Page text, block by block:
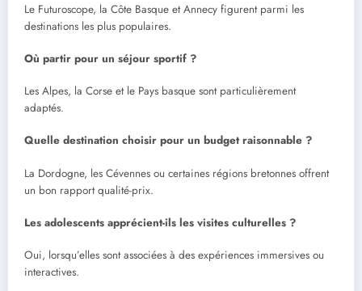
Le Futuroscope, la Côte Basque et Annecy figurent parmi les
destinations les plus populaires.
Où partir pour un séjour sportif ?
Les Alpes, la Corse et le Pays basque sont particulièrement
adaptés.
Quelle destination choisir pour un budget raisonnable ?
La Dordogne, les Cévennes ou certaines régions bretonnes offrent
un bon rapport qualité-prix.
Les adolescents apprécient-ils les visites culturelles ?
Oui, lorsqu’elles sont associées à des expériences immersives ou
interactives.